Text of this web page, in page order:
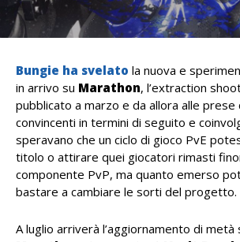
Bungie ha svelato la nuova e
in arrivo su Marathon, l’extraction
pubblicato a marzo e da allora alle prese
convincenti in termini di seguito e
speravano che un ciclo di gioco PvE
titolo o attirare quei giocatori rimasti
componente PvP, ma quanto emerso
bastare a cambiare le sorti del progetto.
A luglio arriverà l’aggiornamento di metà